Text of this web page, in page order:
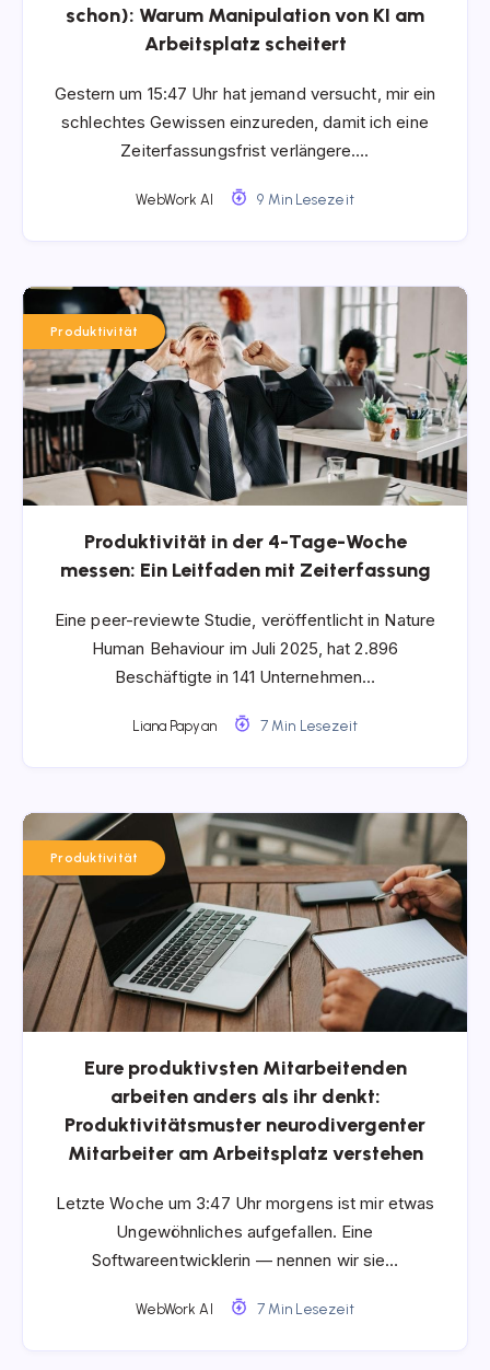
schon): Warum Manipulation von KI am
Arbeitsplatz scheitert
Gestern um 15:47 Uhr hat jemand versucht, mir ein
schlechtes Gewissen einzureden, damit ich eine
Zeiterfassungsfrist verlängere….
WebWork AI 9 Min Lesezeit
Produktivität
Produktivität in der 4-Tage-Woche
messen: Ein Leitfaden mit Zeiterfassung
Eine peer-reviewte Studie, veröffentlicht in Nature
Human Behaviour im Juli 2025, hat 2.896
Beschäftigte in 141 Unternehmen…
Liana Papyan 7 Min Lesezeit
Produktivität
Eure produktivsten Mitarbeitenden
arbeiten anders als ihr denkt:
Produktivitätsmuster neurodivergenter
Mitarbeiter am Arbeitsplatz verstehen
Letzte Woche um 3:47 Uhr morgens ist mir etwas
Ungewöhnliches aufgefallen. Eine
Softwareentwicklerin — nennen wir sie…
WebWork AI 7 Min Lesezeit